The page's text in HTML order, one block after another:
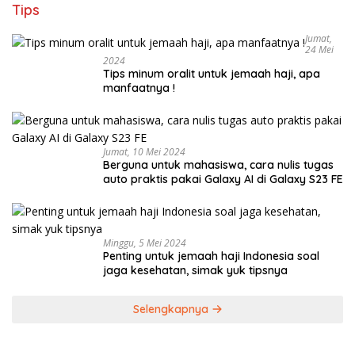
Tips
Jumat,
24 Mei
2024
Tips minum oralit untuk jemaah haji, apa
manfaatnya !
Jumat, 10 Mei 2024
Berguna untuk mahasiswa, cara nulis tugas
auto praktis pakai Galaxy AI di Galaxy S23 FE
Minggu, 5 Mei 2024
Penting untuk jemaah haji Indonesia soal
jaga kesehatan, simak yuk tipsnya
Selengkapnya